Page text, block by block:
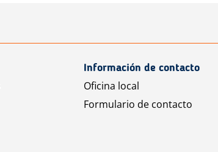
Información de contacto
Oficina local
Formulario de contacto